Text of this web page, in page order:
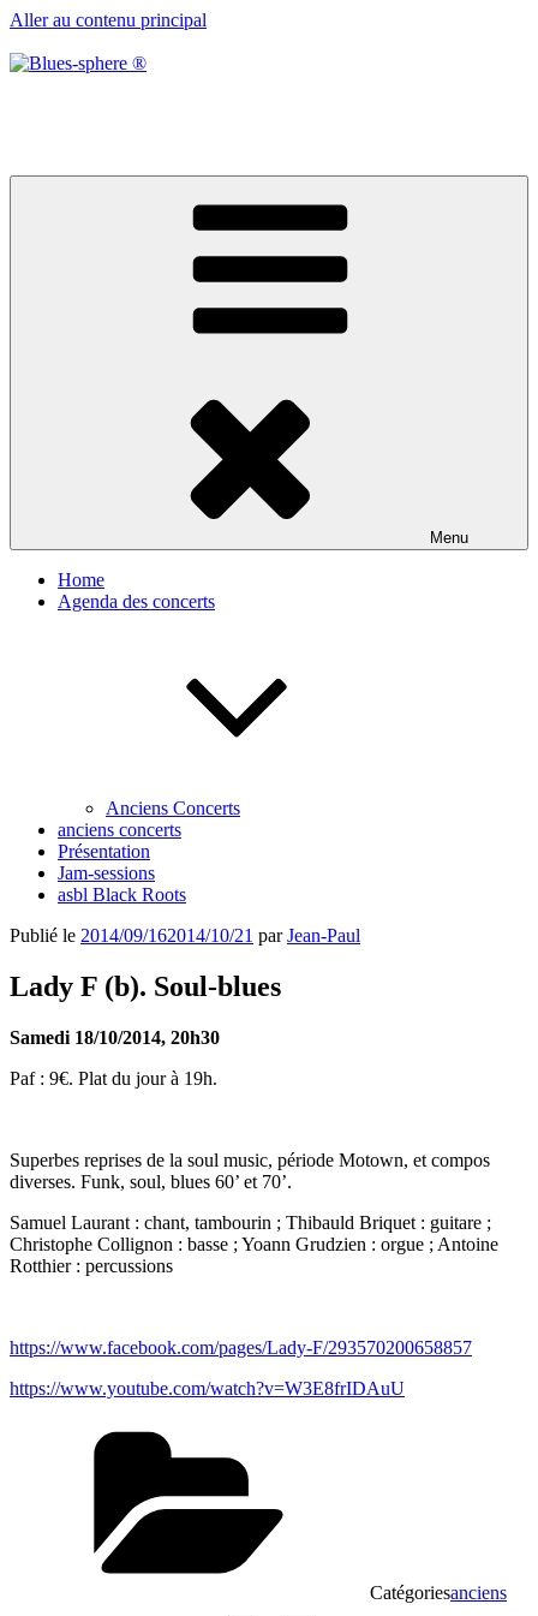
Aller au contenu principal
Menu
Home
Agenda des concerts
Anciens Concerts
anciens concerts
Présentation
Jam-sessions
asbl Black Roots
Publié le 2014/09/162014/10/21 parJean-Paul
Lady F (b). Soul-blues
Samedi 18/10/2014, 20h30
Paf : 9€. Plat du jour à 19h.
Superbes reprises de la soul music, période Motown, et compos
diverses. Funk, soul, blues 60’ et 70’.
Samuel Laurant : chant, tambourin ; Thibauld Briquet : guitare ;
Christophe Collignon : basse ; Yoann Grudzien : orgue ; Antoine
Rotthier : percussions
https://www.facebook.com/pages/Lady-F/293570200658857
https://www.youtube.com/watch?v=W3E8frIDAuU
Catégoriesanciens